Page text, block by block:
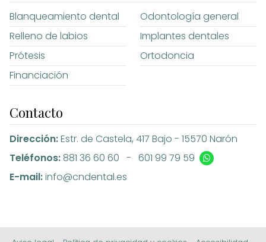
Blanqueamiento dental
Odontología general
Relleno de labios
Implantes dentales
Prótesis
Ortodoncia
Financiación
Contacto
Dirección:Estr. de Castela, 417 Bajo - 15570 Narón
Teléfonos:881 36 60 60 - 601 99 79 59
E-mail:info@cndental.es